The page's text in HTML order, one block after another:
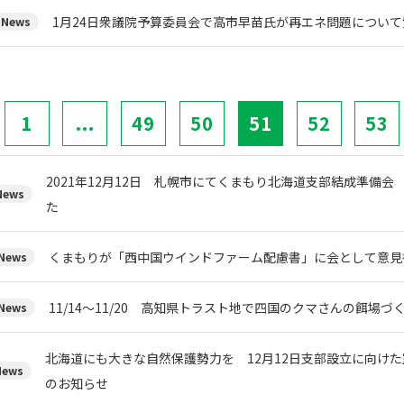
1月24日衆議院予算委員会で高市早苗氏が再エネ問題につい
1 ... 49 50 51 52 53
2021年12月12日 札幌市にてくまもり北海道支部結成準備
た
くまもりが「西中国ウインドファーム配慮書」に会として意
11/14～11/20 高知県トラスト地で四国のクマさんの餌場づ
北海道にも大きな自然保護勢力を 12月12日支部設立に向け
のお知らせ